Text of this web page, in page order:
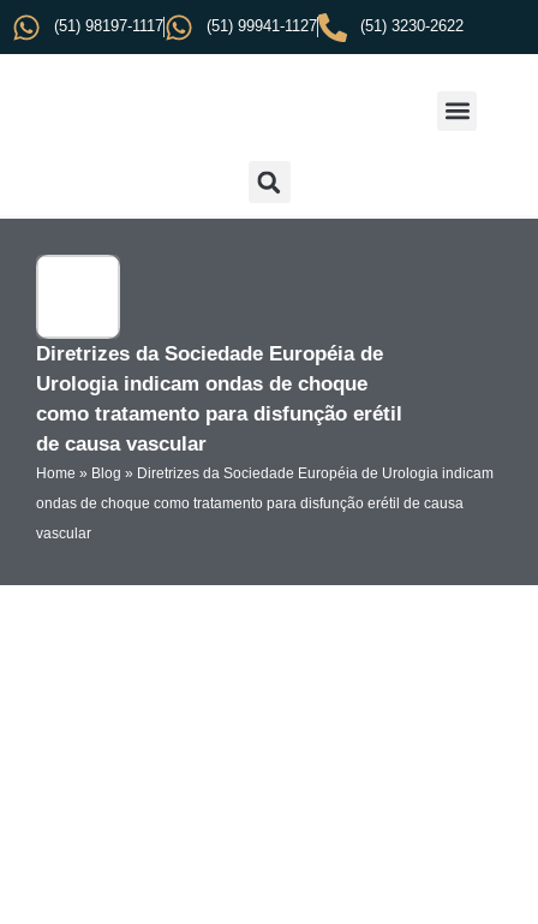
(51) 98197-1117 (51) 99941-1127 (51) 3230-2622
Diretrizes da Sociedade Européia de
Urologia indicam ondas de choque
como tratamento para disfunção erétil
de causa vascular
Home » Blog » Diretrizes da Sociedade Européia de Urologia indicam
ondas de choque como tratamento para disfunção erétil de causa
vascular